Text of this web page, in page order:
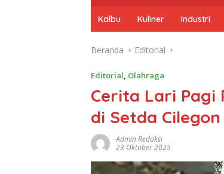
Kalbu Kuliner Industri
Beranda Editorial
Editorial, Olahraga
Cerita Lari Pagi
di Setda Cilegon
Admin Redaksi
23 Oktober 2025